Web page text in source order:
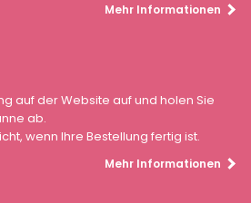
Mehr Informationen
auf der Website auf und holen Sie
ab.
wenn Ihre Bestellung fertig ist.
Mehr Informationen